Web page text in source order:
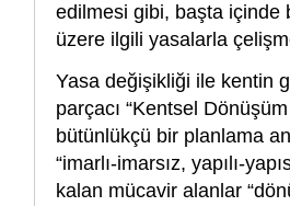
edilmesi gibi, başta içinde
üzere ilgili yasalarla
Yasa değişikliği ile kentin
parçacı “Kentsel
bütünlükçü bir planlama
“imarlı-imarsız, yapılı-
kalan mücavir alanlar